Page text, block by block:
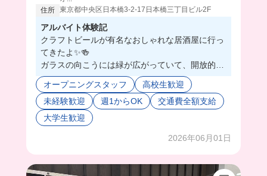
住所 東京都中央区日本橋3-2-17日本橋三丁目ビル2F
アルバイト体験記
クラフトビールが有名なおしゃれな居酒屋に行っ
てきたよ✨🍻
ガラスの向こうには緑が広がっていて、開放的な
店舗だった👀✨
料理もおしゃれなものが多くて、目で見てても楽
しい😊
まかないも同じようにオシャレなものが出てくる
から、日替わりで楽しすぎる🥰
スタッフさん優しく教えてくれるから、少しずつ
オープニングスタッフ
高校生歓迎
未経験歓迎
週1からOK
交通費全額支給
大学生歓迎
2026年06月01日